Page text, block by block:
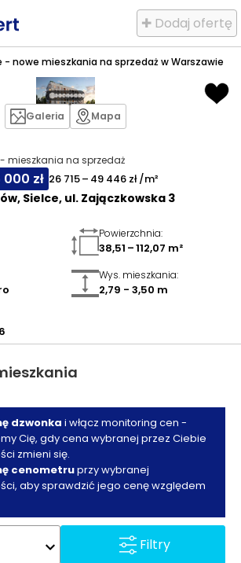
✚ Dodaj ofertę
- nowe mieszkania na sprzedaż w Warszawie
- mieszkania na sprzedaż
000 zł 26 715 – 49 446 zł /m²
Sielce, ul. Zajączkowska 3
Galeria Mapa
Powierzchnia:
38,51 – 112,07 m²
Wys. mieszkania:
2,79 - 3,50 m
dzwonka i włącz monitoring cen -
Cię, gdy cena wybranej przez Ciebie
zmieni się.
cenometruprzy wybranej
aby sprawdzić jego cenę względem
Filtry